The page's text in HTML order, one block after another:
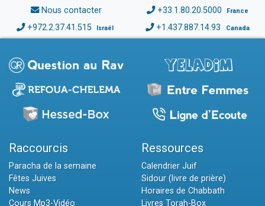
Nous contacter +33.1.80.20.5000 France
+972.2.37.41.515 Israël +1.437.887.14.93 Canada
Raccourcis
Paracha de la semaine
Fêtes Juives
News
Cours Mp3-Vidéo
Ressources
Calendrier Juif
Sidour (livre de prière)
Horaires de Chabbath
Livres Torah-Box